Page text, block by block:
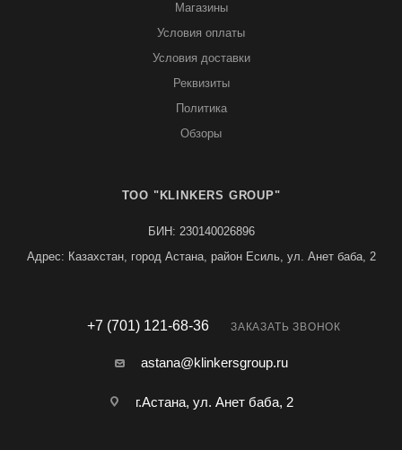
Магазины
Условия оплаты
Условия доставки
Реквизиты
Политика
Обзоры
TOO "KLINKERS GROUP"
БИН: 230140026896
Адрес: Казахстан, город Астана, район Есиль, ул. Анет баба, 2
+7 (701) 121-68-36 ЗАКАЗАТЬ ЗВОНОК
astana@klinkersgroup.ru
г.Астана, ул. Анет баба, 2